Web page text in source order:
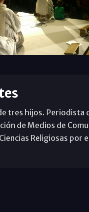
tres hijos. Periodista
de Medios de
Religiosas por el